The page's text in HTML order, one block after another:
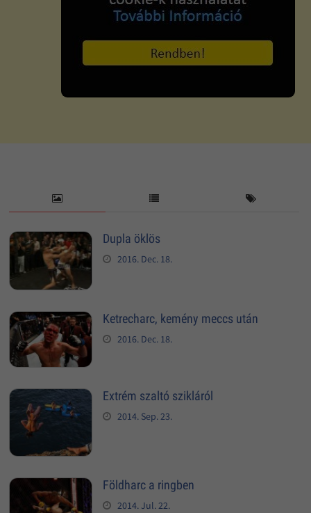
Dupla öklös
2016. Dec. 18.
Ketrecharc, kemény meccs után
2016. Dec. 18.
Extrém szaltó szikláról
2014. Sep. 23.
Földharc a ringben
2014. Jul. 22.